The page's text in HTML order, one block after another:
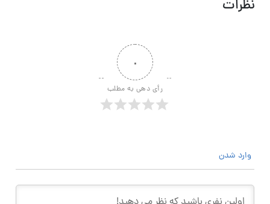
نظرات
۰
رأی دهی به مطلب
وارد شدن